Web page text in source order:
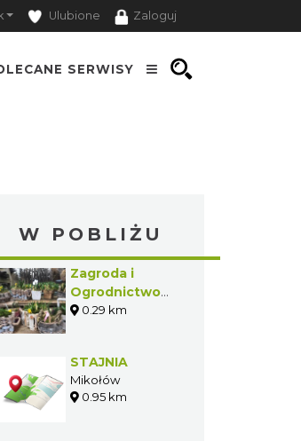
Ulubione Zaloguj
SERWISY
W POBLIŻU
Zagroda i
Ogrodnictwo
Niezłe Ziółka
0.29 km
STAJNIA
Mikołów
0.95 km